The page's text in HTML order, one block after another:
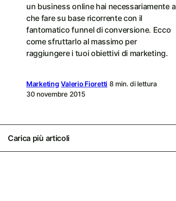
un business online hai necessariamente a
che fare su base ricorrente con il
fantomatico funnel di conversione. Ecco
come sfruttarlo al massimo per
raggiungere i tuoi obiettivi di marketing.
Marketing Valerio Fioretti 8 min. di lettura
30 novembre 2015
Carica più articoli